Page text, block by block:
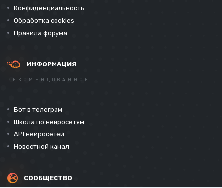
Конфиденциальность
Обработка cookies
Правила форума
ИНФОРМАЦИЯ
РЕКОМЕНДОВАННОЕ
Бот в телеграм
Школа по нейросетям
API нейросетей
Новостной канал
СООБЩЕСТВО